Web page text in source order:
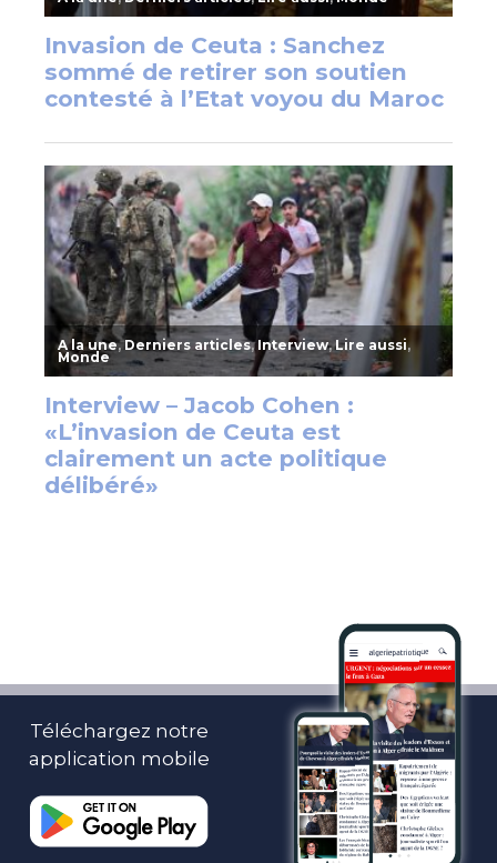
Téléchargez notre
application mobile